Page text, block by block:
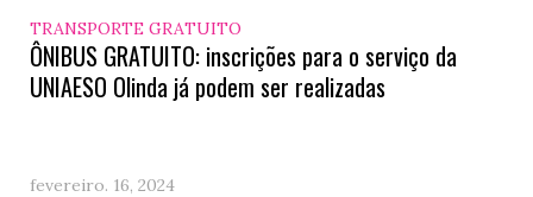
TRANSPORTE GRATUITO
ÔNIBUS GRATUITO: inscrições para o serviço da
UNIAESO Olinda já podem ser realizadas
fevereiro. 16, 2024